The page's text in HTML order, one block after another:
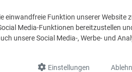
einwandfreie Funktion unserer Website
Media-Funktionen bereitzustellen
unsere Social Media-, Werbe- und
Einstellungen